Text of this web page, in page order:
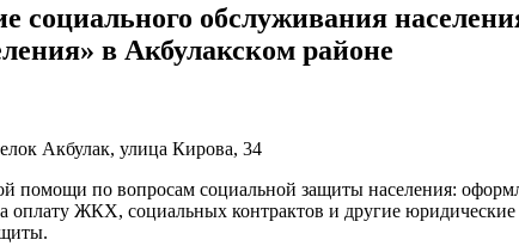
социального обслуживания
в Акбулакском районе
Акбулак, улица Кирова, 34
помощи по вопросам социальной защиты населения:
ЖКХ, социальных контрактов и другие